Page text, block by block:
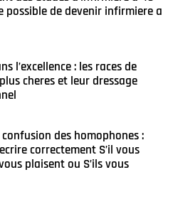
possible de devenir infirmiere a
l’excellence : les races de
cheres et leur dressage
des homophones :
correctement S’il vous
plaisent ou S’ils vous